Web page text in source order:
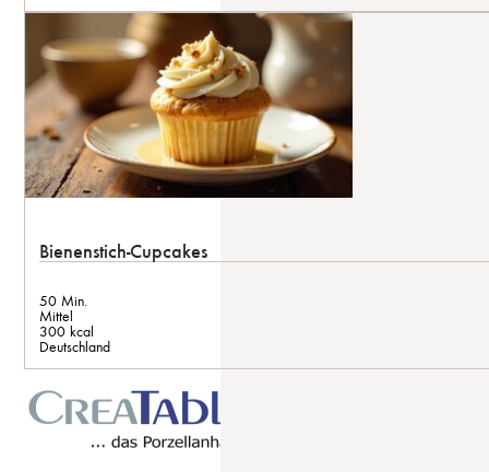
Bienenstich-Cupcakes
50 Min.
Mittel
300 kcal
Deutschland